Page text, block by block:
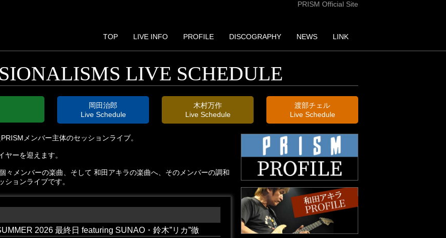
PRISM Official Site
TOP LIVE INFO PROFILE DISCOGRAPHY NEWS LINK
LIVE SCHEDULE
岡田治郎
Live Schedule
木村万作
Live Schedule
渡部チェル
Live Schedule
メンバー主体のセッションライブ。
ーを迎えます。
々メンバーの楽曲、そして 和田アキラの楽曲へ、そのメンバーの調和
ョンライブです。
2026 最終日 featuring SUNAO・鈴木”リカ”徹